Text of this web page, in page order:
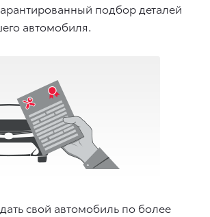
подбор деталей
автомобиля.
свой автомобиль по более